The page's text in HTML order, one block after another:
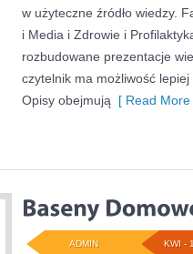
w użyteczne źródło wiedzy.
i Media i Zdrowie i
rozbudowane prezentacje
czytelnik ma możliwość
Opisy obejmują [ Read More
KWI -
ADMIN